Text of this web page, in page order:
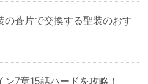
の蒼片で交換する聖装のおす
ン7章15話ハードを攻略！